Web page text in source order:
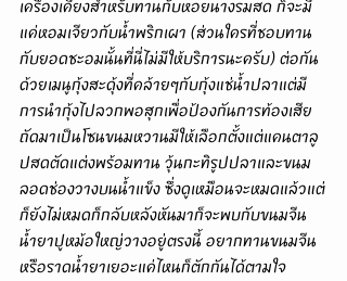
เครื่องเคียงสำหรับทานกับหอยนางรมสด ก็จะมี
แค่หอมเจียวกับน้ำพริกเผา (ส่วนใครที่ชอบทาน
กับยอดชะอมนั้นที่นี่ไม่มีให้บริการนะครับ) ต่อกัน
ด้วยเมนูกุ้งสะดุ้งที่คล้ายๆกับกุ้งแช่น้ำปลาแต่มี
การนำกุ้งไปลวกพอสุกเพื่อป้องกันการท้องเสีย
ถัดมาเป็นโซนขนมหวานมีให้เลือกตั้งแต่แคนตาลู
ปสดตัดแต่งพร้อมทาน วุ้นกะทิรูปปลาและขนม
ลอดช่องวางบนน้ำแข็ง ซึ่งดูเหมือนจะหมดแล้วแต่
ก็ยังไม่หมดก็กลับหลังหันมาก็จะพบกับขนมจีน
น้ำยาปูหม้อใหญ่วางอยู่ตรงนี้ อยากทานขนมจีน
หรือราดน้ำยาเยอะแค่ไหนก็ตักกันได้ตามใจ